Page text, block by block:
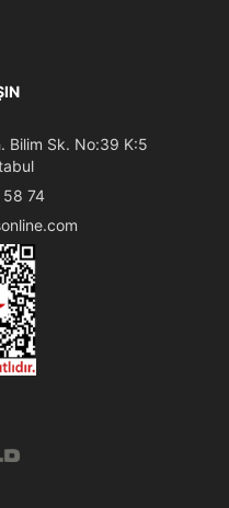
Bilim Sk. No:39 K:5
74